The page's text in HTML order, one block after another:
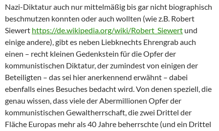
Nazi-Diktatur auch nur mittelmäßig bis gar nicht biographisch
beschmutzen konnten oder auch wollten (wie z.B. Robert
Siewert https://de.wikipedia.org/wiki/Robert_Siewert und
einige andere), gibt es neben Liebknechts Ehrengrab auch
einen – recht kleinen Gedenkstein für die Opfer der
kommunistischen Diktatur, der zumindest von einigen der
Beteiligten – das sei hier anerkennend erwähnt – dabei
ebenfalls eines Besuches bedacht wird. Von denen speziell, die
genau wissen, dass viele der Abermillionen Opfer der
kommunistischen Gewaltherrschaft, die zwei Drittel der
Fläche Europas mehr als 40 Jahre beherrschte (und ein Drittel